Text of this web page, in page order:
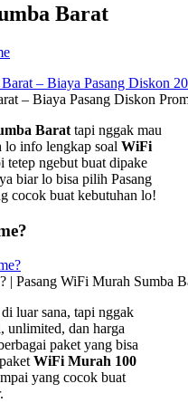
Barat
– Biaya Pasang Diskon
Barat tapi nggak mau
lo info lengkap soal WiFi
tetep ngebut buat dipake
biar lo bisa pilih Pasang
cocok buat kebutuhan lo!
| Pasang WiFi Murah Sumba
di luar sana, tapi nggak
unlimited, dan harga
paket yang bisa
WiFi Murah 100
yang cocok buat